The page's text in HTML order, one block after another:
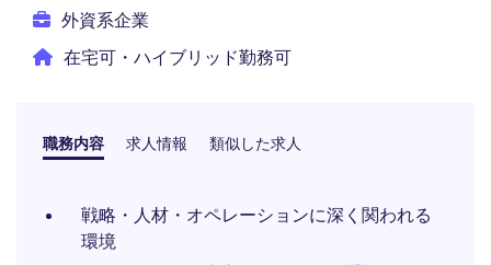
外資系企業
在宅可・ハイブリッド勤務可
職務内容 求人情報 類似した求人
戦略・人材・オペレーションに深く関われる
環境